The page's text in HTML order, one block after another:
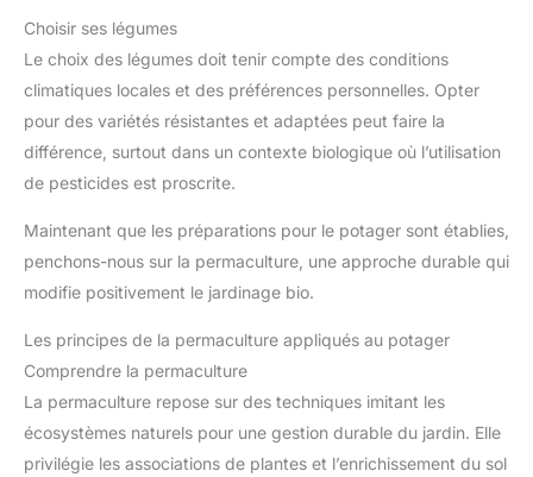
Choisir ses légumes
Le choix des légumes doit tenir compte des conditions
climatiques locales et des préférences personnelles. Opter
pour des variétés résistantes et adaptées peut faire la
différence, surtout dans un contexte biologique où l’utilisation
de pesticides est proscrite.
Maintenant que les préparations pour le potager sont établies,
penchons-nous sur la permaculture, une approche durable qui
modifie positivement le jardinage bio.
Les principes de la permaculture appliqués au potager
Comprendre la permaculture
La permaculture repose sur des techniques imitant les
écosystèmes naturels pour une gestion durable du jardin. Elle
privilégie les associations de plantes et l’enrichissement du sol